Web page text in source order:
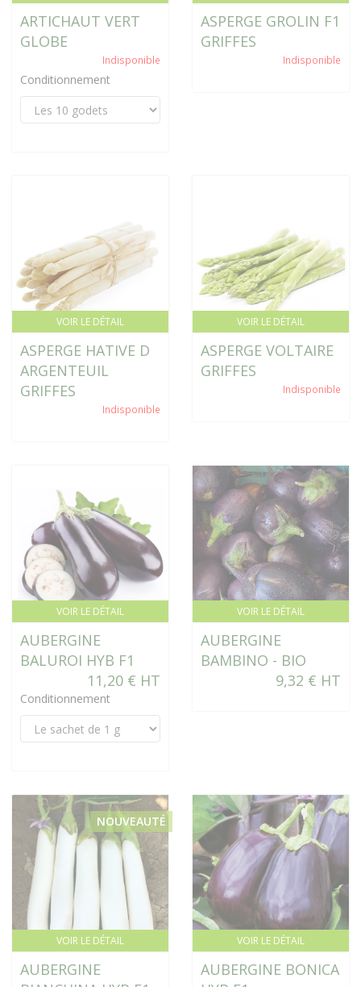
ARTICHAUT VERT
GLOBE
Indisponible
Conditionnement
ASPERGE GROLIN F1
GRIFFES
Indisponible
VOIR LE DÉTAIL
ASPERGE HATIVE D
ARGENTEUIL
GRIFFES
Indisponible
VOIR LE DÉTAIL
ASPERGE VOLTAIRE
GRIFFES
Indisponible
VOIR LE DÉTAIL
AUBERGINE
BALUROI HYB F1
11,20 € HT
Conditionnement
VOIR LE DÉTAIL
AUBERGINE
BAMBINO - BIO
9,32 € HT
VOIR LE DÉTAIL
NOUVEAUTÉ
AUBERGINE
VOIR LE DÉTAIL
AUBERGINE BONICA